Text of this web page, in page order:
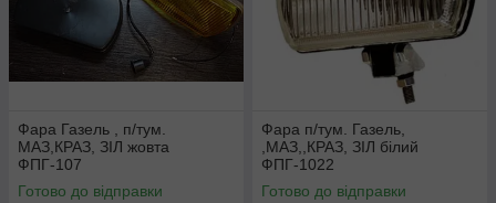
Фара Газель , п/тум.
МАЗ,КРАЗ, ЗІЛ жовта
ФПГ-107
Готово до відправки
Фара п/тум. Газель,
,МАЗ,,КРАЗ, ЗІЛ білий
ФПГ-1022
Готово до відправки